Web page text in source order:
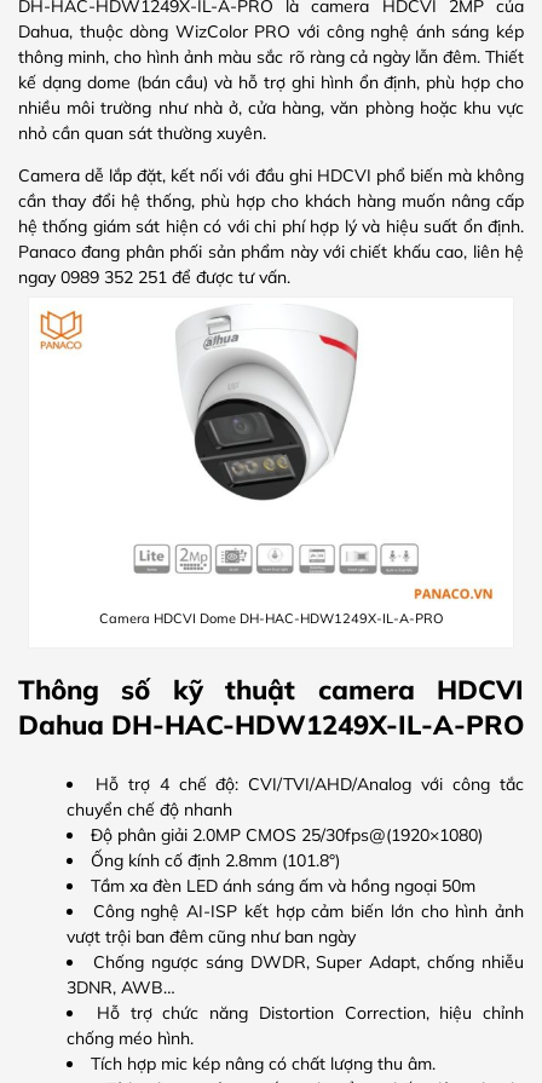
DH-HAC-HDW1249X-IL-A-PRO là camera HDCVI 2MP của
Dahua, thuộc dòng WizColor PRO với công nghệ ánh sáng kép
thông minh, cho hình ảnh màu sắc rõ ràng cả ngày lẫn đêm. Thiết
kế dạng dome (bán cầu) và hỗ trợ ghi hình ổn định, phù hợp cho
nhiều môi trường như nhà ở, cửa hàng, văn phòng hoặc khu vực
nhỏ cần quan sát thường xuyên.
Camera dễ lắp đặt, kết nối với đầu ghi HDCVI phổ biến mà không
cần thay đổi hệ thống, phù hợp cho khách hàng muốn nâng cấp
hệ thống giám sát hiện có với chi phí hợp lý và hiệu suất ổn định.
Panaco đang phân phối sản phẩm này với chiết khấu cao, liên hệ
ngay 0989 352 251 để được tư vấn.
Camera HDCVI Dome DH-HAC-HDW1249X-IL-A-PRO
Thông số kỹ thuật camera HDCVI
Dahua DH-HAC-HDW1249X-IL-A-PRO
Hỗ trợ 4 chế độ: CVI/TVI/AHD/Analog với công tắc
chuyển chế độ nhanh
Độ phân giải 2.0MP CMOS 25/30fps@(1920×1080)
Ống kính cố định 2.8mm (101.8°)
Tầm xa đèn LED ánh sáng ấm và hồng ngoại 50m
Công nghệ AI-ISP kết hợp cảm biến lớn cho hình ảnh
vượt trội ban đêm cũng như ban ngày
Chống ngược sáng DWDR, Super Adapt, chống nhiễu
3DNR, AWB…
Hỗ trợ chức năng Distortion Correction, hiệu chỉnh
chống méo hình.
Tích hợp mic kép nâng có chất lượng thu âm.